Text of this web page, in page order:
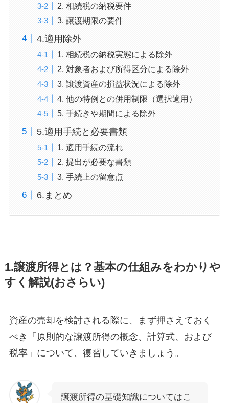
2. 相続税の納税要件
3. 譲渡期限の要件
4.適用除外
1. 相続税の納税実態による除外
2. 対象者および所得区分による除外
3. 譲渡資産の損益状況による除外
4. 他の特例との併用制限（選択適用）
5. 手続きや期間による除外
5.適用手続と必要書類
1. 適用手続の流れ
2. 提出が必要な書類
3. 手続上の留意点
6.まとめ
1.譲渡所得とは？基本の仕組みをわかりや
すく解説(おさらい)
資産の売却を検討される際に、まず押さえておく
べき「原則的な譲渡所得の概念、計算式、および
税率」について、復習していきましょう。
譲渡所得の基礎知識についてはこ